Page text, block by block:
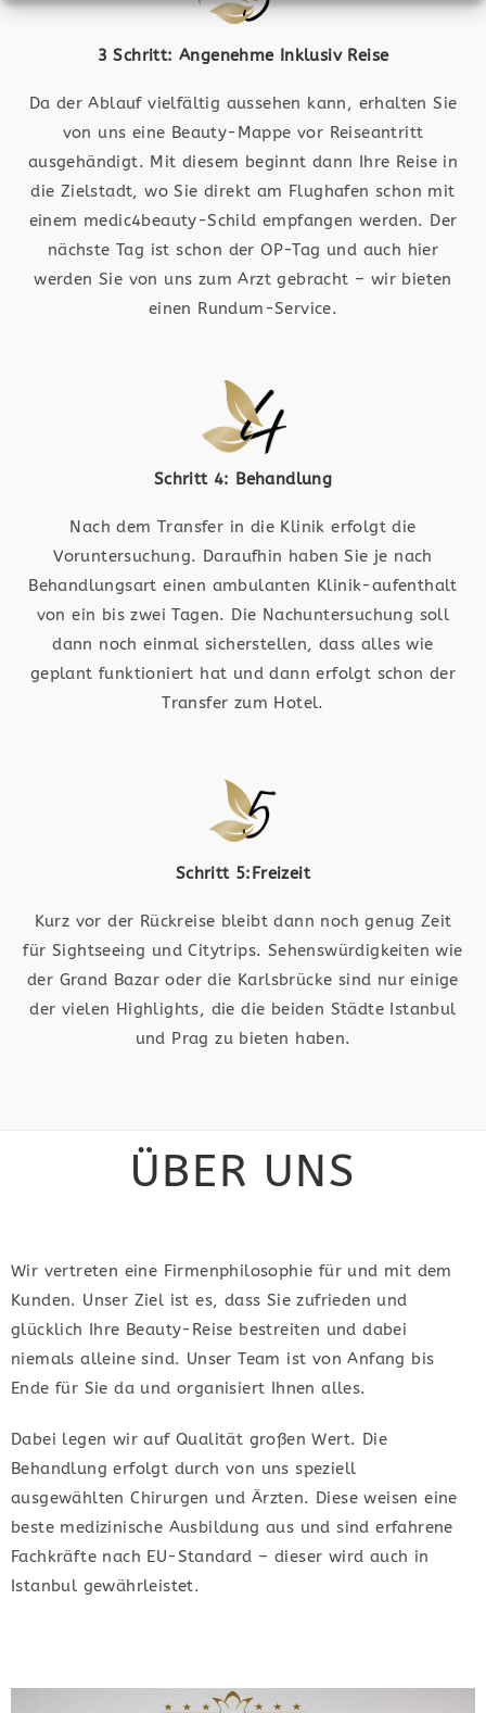
3 Schritt: Angenehme Inklusiv Reise
Da der Ablauf vielfältig aussehen kann, erhalten Sie
von uns eine Beauty-Mappe vor Reiseantritt
ausgehändigt. Mit diesem beginnt dann Ihre Reise in
die Zielstadt, wo Sie direkt am Flughafen schon mit
einem medic4beauty-Schild empfangen werden. Der
nächste Tag ist schon der OP-Tag und auch hier
werden Sie von uns zum Arzt gebracht – wir bieten
einen Rundum-Service.
Schritt 4: Behandlung
Nach dem Transfer in die Klinik erfolgt die
Voruntersuchung. Daraufhin haben Sie je nach
Behandlungsart einen ambulanten Klinik-aufenthalt
von ein bis zwei Tagen. Die Nachuntersuchung soll
dann noch einmal sicherstellen, dass alles wie
geplant funktioniert hat und dann erfolgt schon der
Transfer zum Hotel.
Schritt 5:Freizeit
Kurz vor der Rückreise bleibt dann noch genug Zeit
für Sightseeing und Citytrips. Sehenswürdigkeiten wie
der Grand Bazar oder die Karlsbrücke sind nur einige
der vielen Highlights, die die beiden Städte Istanbul
und Prag zu bieten haben.
ÜBER UNS
Wir vertreten eine Firmenphilosophie für und mit dem
Kunden. Unser Ziel ist es, dass Sie zufrieden und
glücklich Ihre Beauty-Reise bestreiten und dabei
niemals alleine sind. Unser Team ist von Anfang bis
Ende für Sie da und organisiert Ihnen alles.
Dabei legen wir auf Qualität großen Wert. Die
Behandlung erfolgt durch von uns speziell
ausgewählten Chirurgen und Ärzten. Diese weisen eine
beste medizinische Ausbildung aus und sind erfahrene
Fachkräfte nach EU-Standard – dieser wird auch in
Istanbul gewährleistet.